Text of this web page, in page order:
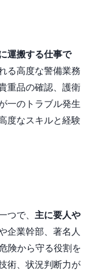
運搬する仕事で
る高度な警備業務
重品の確認、護衛
一のトラブル発生
度なスキルと経験
で、 主に要人や
企業幹部、著名人
険から守る役割を
術、状況判断力が